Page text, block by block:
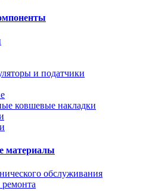
и податчики
ковшевые накладки
материалы
обслуживания